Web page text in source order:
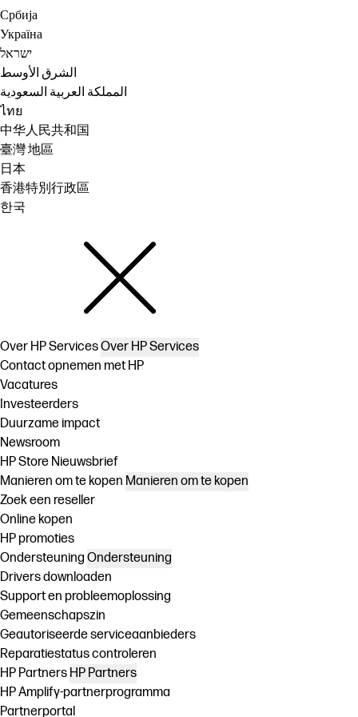
Србија
Україна
ישראל
الشرق الأوسط
المملكة العربية السعودية
ไทย
中华人民共和国
臺灣 地區
日本
香港特別行政區
한국
Over HP ServicesOver HP Services
Contact opnemen met HP
Vacatures
Investeerders
Duurzame impact
Newsroom
HP Store Nieuwsbrief
Manieren om te kopen Manieren om te kopen
Zoek een reseller
Online kopen
HP promoties
Ondersteuning Ondersteuning
Drivers downloaden
Support en probleemoplossing
Gemeenschapszin
Geautoriseerde serviceaanbieders
Reparatiestatus controleren
HP Partners HP Partners
HP Amplify-partnerprogramma
Partnerportal